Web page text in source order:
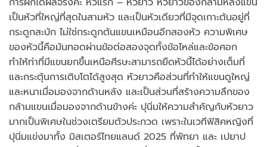
เป็นหัวที่ใหญ่ที่สุดในสามหัว และเป็นหัวเดียวที่มีจุดเกาะต้นอยู่ที่
กระดูกสะบัก ไม่ใช่กระดูกต้นแขนเหมือนอีกสองหัว ความพิเศษ
ของหัวนี้คือมันทอดผ่านข้อต่อสองจุดทั้งข้อไหล่และข้อศอก
ทำให้ท่าที่มีแขนยกขึ้นเหนือศีรษะสามารถยืดหัวนี้ได้อย่างเต็มที่
และกระตุ้นการเติบโตได้สูงสุด หัวยาวคือส่วนที่ทำให้แขนดูใหญ่
และหนาเมื่อมองจากด้านหลัง และเป็นส่วนที่สร้างความลึกของ
กล้ามแขนเมื่อมองจากด้านข้างค่ะ ปุนิ่มให้ความสำคัญกับหัวยาว
มากเป็นพิเศษในช่วงเตรียมตัวประกวด เพราะในเวทีฟิสิคหญิงที่
ปุนิ่มแข่งมาทั้ง มิสเตอร์ไทยแลนด์ 2025 ที่พัทยา และ เปยาป